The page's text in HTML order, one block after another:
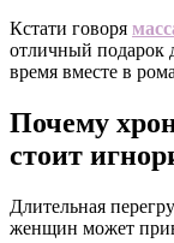
Кстати говоря
отличный подарок
время вместе в
Почему
стоит
Длительная
женщин может